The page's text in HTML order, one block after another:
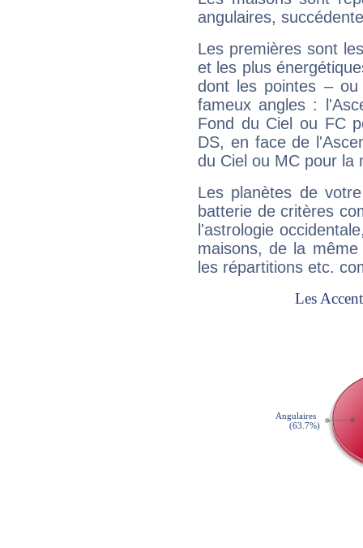
angulaires,
Les premières sont
et les plus
dont les pointes –
fameux angles :
Fond du Ciel ou FC
DS, en face de
du Ciel ou MC pour la
Les planètes de
batterie de critères
l'astrologie
maisons, de la
les répartitions etc.